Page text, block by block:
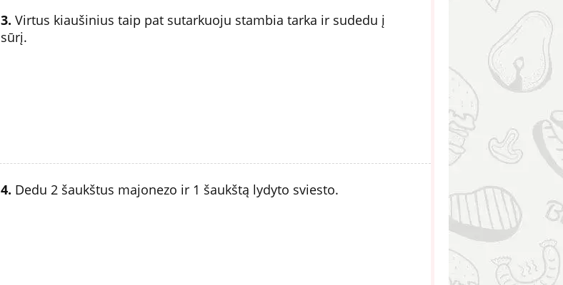
3. Virtus kiaušinius taip pat sutarkuoju stambia tarka ir sudedu į
sūrį.
4. Dedu 2 šaukštus majonezo ir 1 šaukštą lydyto sviesto.